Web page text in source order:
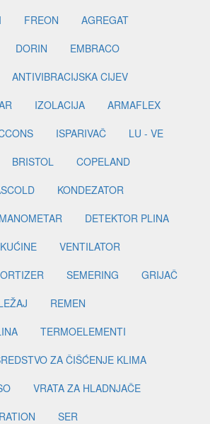
FREON
AGREGAT
DORIN
EMBRACO
ANTIVIBRACIJSKA CIJEV
IZOLACIJA
ARMAFLEX
ISPARIVAČ
LU - VE
BRISTOL
COPELAND
KONDEZATOR
MANOMETAR
DETEKTOR PLINA
VENTILATOR
SEMERING
GRIJAČ
REMEN
TERMOELEMENTI
ZA ČIŠĆENJE KLIMA
VRATA ZA HLADNJAČE
SER